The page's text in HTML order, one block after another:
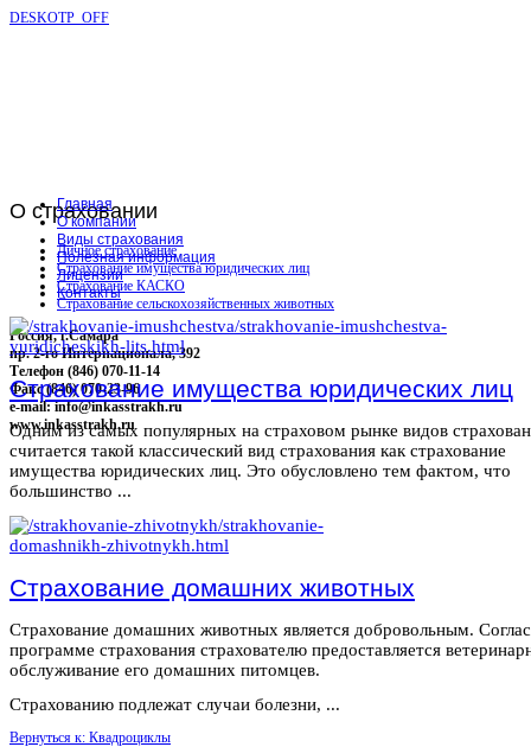
DESKOTP_OFF
О страховании
Личное страхование
Страхование имущества юридических лиц
Страхование КАСКО
Страхование сельскохозяйственных животных
Россия, г.Самара
пр. 2-го Интернационала, 392
Телефон (846) 070-11-14
Факс (846) 070-23-96
e-mail: info@inkasstrakh.ru
www.inkasstrakh.ru
Главная
О компании
Виды страхования
Полезная информация
Лицензии
Контакты
Страхование имущества юридических лиц
Одним из самых популярных на страховом рынке видов
считается такой классический вид страхования как страхование
имущества юридических лиц. Это обусловлено тем фактом, что
большинство ...
Страхование домашних животных
Страхование домашних животных является добровольным.
программе страхования страхователю предоставляется
обслуживание его домашних питомцев.
Страхованию подлежат случаи болезни, ...
Вернуться к: Квадроциклы